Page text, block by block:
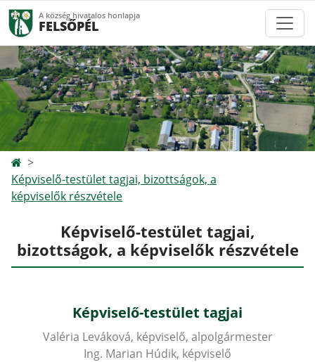
A község hivatalos honlapja
FELSŐPÉL
Képviselő-testület tagjai, bizottságok, a
képviselők részvétele
Képviselő-testület tagjai,
bizottságok, a képviselők részvétele
Képviselő-testület tagjai
Valéria Leváková, képviselő, alpolgármester
Ing. Marian Húdik, képviselő